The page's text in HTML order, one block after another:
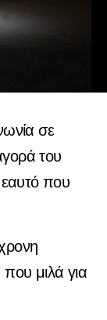
σε
του
εαυτό που
μιλά για